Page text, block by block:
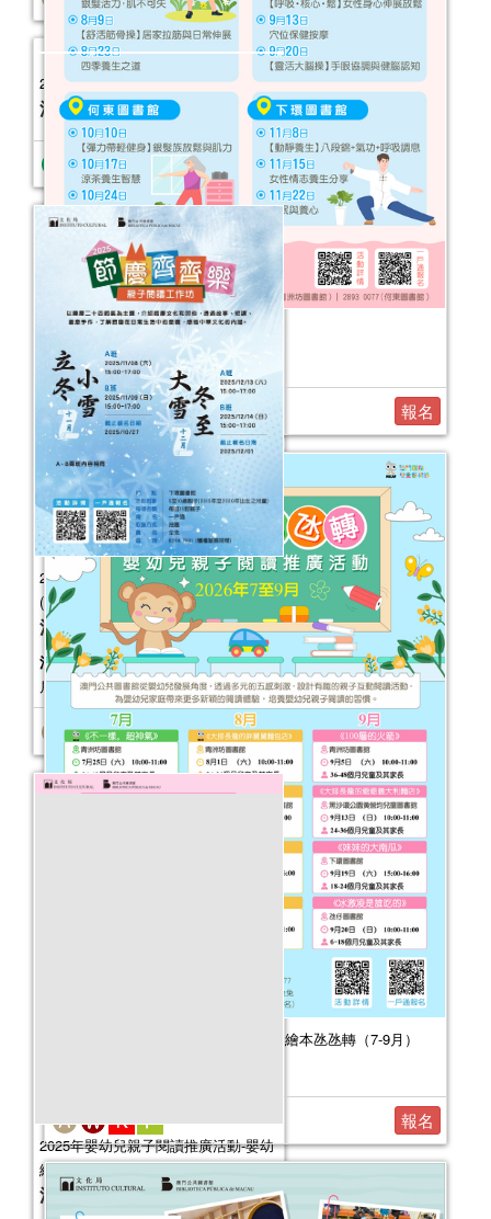
2026健康生活工作坊（7-11月）
活動日期：2026年07月26日
報名
2026年嬰幼兒親子閱讀推廣活動-嬰幼繪本氹氹轉（7-9月）
報名
2025年“圖書館e學堂”
活動日期：2025年11月15日
報名結束
2025年“節慶齊齊樂—親子閱讀工作坊”
(11-12月)
活動日期：2025年11月08日
活動報名日期：2025年10月6日起於一
戶通接受報名
報名結束
2025年嬰幼兒親子閱讀推廣活動-嬰幼
繪本氹氹轉（10-12月）
活動日期：2025年10月11日